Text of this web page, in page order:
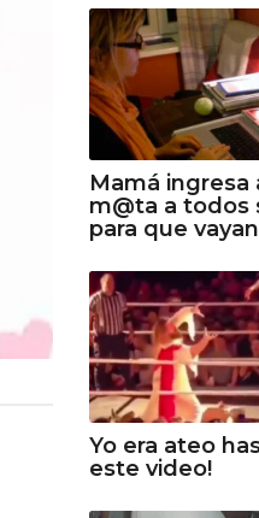
Mamá ingresa
m@ta a todos
para que
Yo era ateo
este video!